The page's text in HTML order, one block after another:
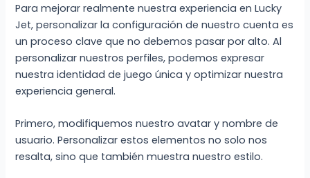
Para mejorar realmente nuestra experiencia en Lucky
Jet, personalizar la configuración de nuestro cuenta es
un proceso clave que no debemos pasar por alto. Al
personalizar nuestros perfiles, podemos expresar
nuestra identidad de juego única y optimizar nuestra
experiencia general.
Primero, modifiquemos nuestro avatar y nombre de
usuario. Personalizar estos elementos no solo nos
resalta, sino que también muestra nuestro estilo.